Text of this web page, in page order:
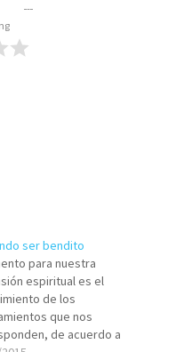
ser bendito
para nuestra
espiritual es el
de los
que nos
de acuerdo a